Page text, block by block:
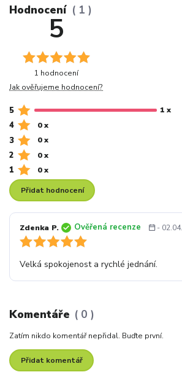
Hodnocení 1
Přidat hodnocení
5
1 hodnocení
Jak ověřujeme hodnocení?
5 1 x
4 0 x
3 0 x
2 0 x
1 0 x
Zdenka P. Ověřená recenze -
Velká spokojenost a rychlé jednání.
Komentáře 0
Zatím nikdo komentář nepřidal. Buďte první.
Přidat komentář